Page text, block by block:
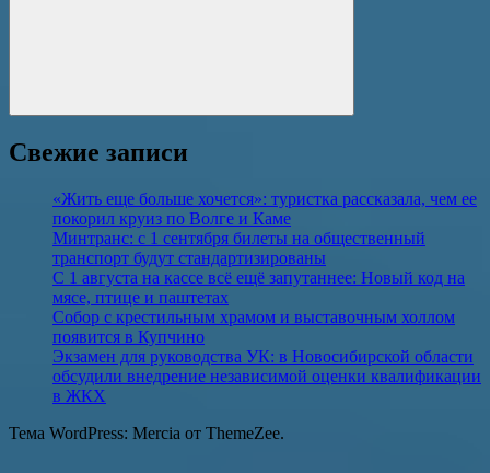
Поиск
Свежие записи
«Жить еще больше хочется»: туристка рассказала, чем ее
покорил круиз по Волге и Каме
Минтранс: с 1 сентября билеты на общественный
транспорт будут стандартизированы
С 1 августа на кассе всё ещё запутаннее: Новый код на
мясе, птице и паштетах
Собор с крестильным храмом и выставочным холлом
появится в Купчино
Экзамен для руководства УК: в Новосибирской области
обсудили внедрение независимой оценки квалификации
в ЖКХ
Тема WordPress: Mercia от ThemeZee.